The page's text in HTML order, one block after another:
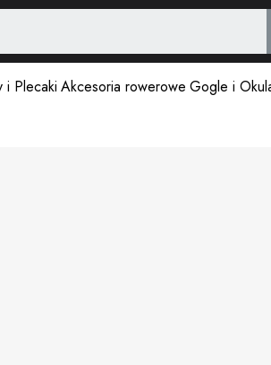
i Plecaki Akcesoria rowerowe Gogle i